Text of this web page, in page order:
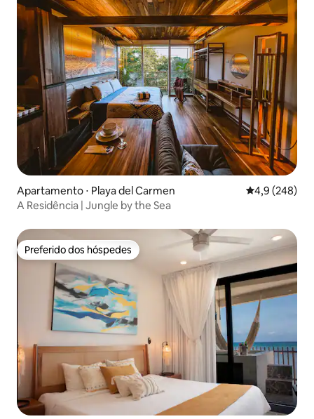
Apartamento ⋅ Playa del Carmen 4,9 de uma
4,9 (248)
A Residência | Jungle by the Sea
Preferido dos hóspedes
Preferido dos hóspedes